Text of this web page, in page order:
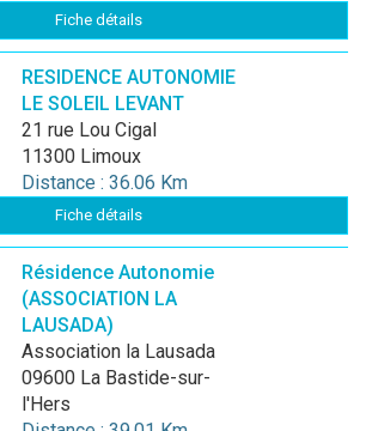
Fiche détails
RESIDENCE AUTONOMIE
LE SOLEIL LEVANT
21 rue Lou Cigal
11300 Limoux
Distance : 36.06 Km
Fiche détails
Résidence Autonomie
(ASSOCIATION LA
LAUSADA)
Association la Lausada
09600 La Bastide-sur-
l'Hers